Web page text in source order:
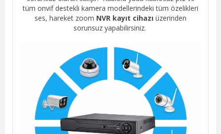
tüm onvif destekli kamera modellerindeki tüm özelikleri
ses, hareket zoom NVR kayıt cihazı üzerinden
sorunsuz yapabilirsiniz.